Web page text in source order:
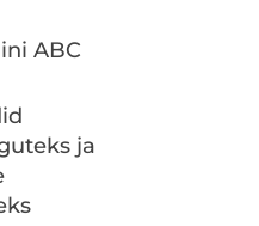
ABC
ja